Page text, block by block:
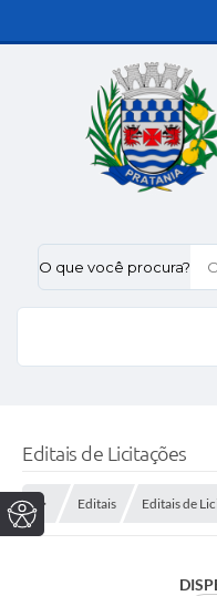
O que você procura?
Editais de Licitações
Editais Editais de